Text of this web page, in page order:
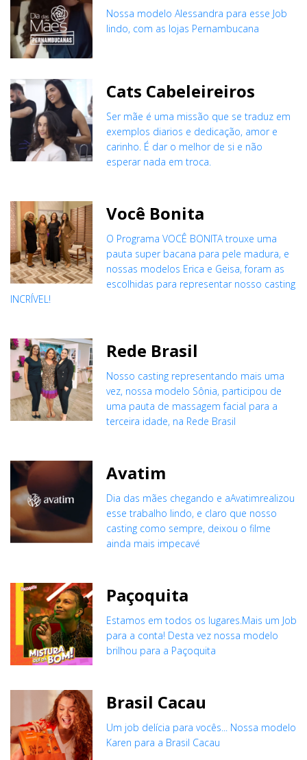
Nossa modelo Alessandra para esse Job
lindo, com as lojas Pernambucana
Cats Cabeleireiros
Ser mãe é uma missão que se traduz em
exemplos diarios e dedicação, amor e
carinho. É dar o melhor de si e não
esperar nada em troca.
Você Bonita
O Programa VOCÊ BONITA trouxe uma
pauta super bacana para pele madura, e
nossas modelos Erica e Geisa, foram as
escolhidas para representar nosso casting
INCRÍVEL!
Rede Brasil
Nosso casting representando mais uma
vez, nossa modelo Sônia, participou de
uma pauta de massagem facial para a
terceira idade, na Rede Brasil
Avatim
Dia das mães chegando e aAvatimrealizou
esse trabalho lindo, e claro que nosso
casting como sempre, deixou o filme
ainda mais impecavé
Paçoquita
Estamos em todos os lugares.Mais um Job
para a conta! Desta vez nossa modelo
brilhou para a Paçoquita
Brasil Cacau
Um job delícia para vocês... Nossa modelo
Karen para a Brasil Cacau